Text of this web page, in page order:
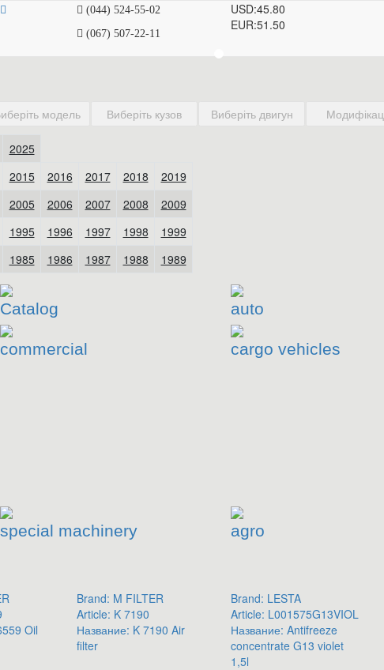
(044) 524-55-02
(067) 507-22-11
USD:45.80
EUR:51.50
Catalog auto
commercial cargo vehicles
special machinery agro
Oil
Brand: M FILTER
Article: K 7190
Название: K 7190 Air
filter
Brand: LESTA
Article: L001575G13VIOL
Название: Antifreeze
concentrate G13 violet
1,5l